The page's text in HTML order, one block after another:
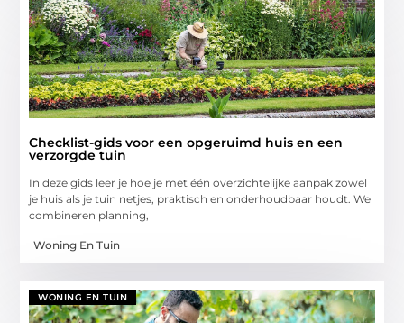
Checklist-gids voor een opgeruimd huis en een
verzorgde tuin
In deze gids leer je hoe je met één overzichtelijke aanpak zowel
je huis als je tuin netjes, praktisch en onderhoudbaar houdt. We
combineren planning,
Woning En Tuin
WONING EN TUIN